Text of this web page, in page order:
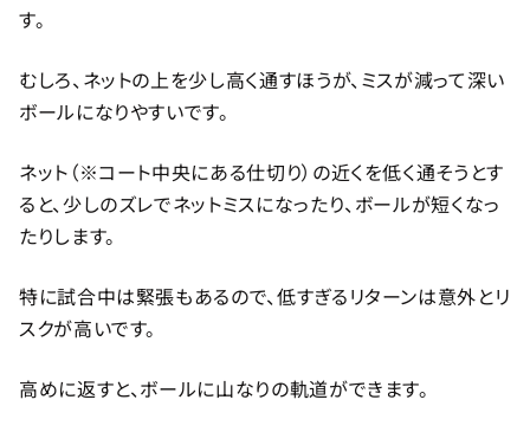
す。
むしろ、ネットの上を少し高く通すほうが、ミスが減って深い
ボールになりやすいです。
ネット（※コート中央にある仕切り）の近くを低く通そうとす
ると、少しのズレでネットミスになったり、ボールが短くなっ
たりします。
特に試合中は緊張もあるので、低すぎるリターンは意外とリ
スクが高いです。
高めに返すと、ボールに山なりの軌道ができます。